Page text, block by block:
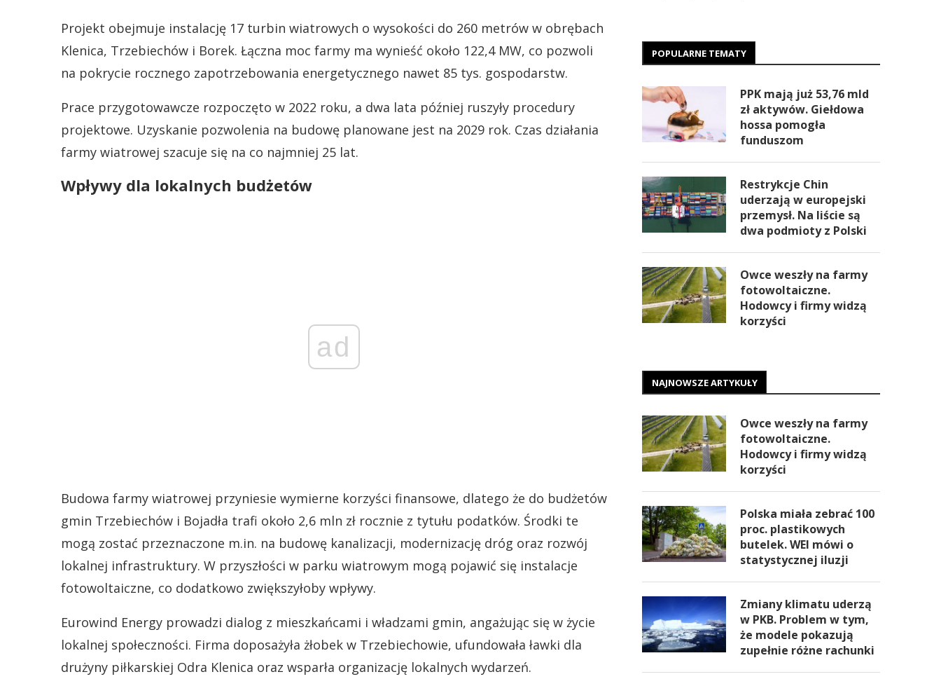
Projekt obejmuje instalację 17 turbin wiatrowych o wysokości do 260 metrów w obrębach
Klenica, Trzebiechów i Borek. Łączna moc farmy ma wynieść około 122,4 MW, co pozwoli
na pokrycie rocznego zapotrzebowania energetycznego nawet 85 tys. gospodarstw.
Prace przygotowawcze rozpoczęto w 2022 roku, a dwa lata później ruszyły procedury
projektowe. Uzyskanie pozwolenia na budowę planowane jest na 2029 rok. Czas działania
farmy wiatrowej szacuje się na co najmniej 25 lat.
Wpływy dla lokalnych budżetów
ad
Budowa farmy wiatrowej przyniesie wymierne korzyści finansowe, dlatego że do budżetów
gmin Trzebiechów i Bojadła trafi około 2,6 mln zł rocznie z tytułu podatków. Środki te
mogą zostać przeznaczone m.in. na budowę kanalizacji, modernizację dróg oraz rozwój
lokalnej infrastruktury. W przyszłości w parku wiatrowym mogą pojawić się instalacje
fotowoltaiczne, co dodatkowo zwiększyłoby wpływy.
Eurowind Energy prowadzi dialog z mieszkańcami i władzami gmin, angażując się w życie
lokalnej społeczności. Firma doposażyła żłobek w Trzebiechowie, ufundowała ławki dla
drużyny piłkarskiej Odra Klenica oraz wsparła organizację lokalnych wydarzeń.
POPULARNE TEMATY
PPK mają już 53,76 mld
zł aktywów. Giełdowa
hossa pomogła
funduszom
Restrykcje Chin
uderzają w europejski
przemysł. Na liście są
dwa podmioty z Polski
Owce weszły na farmy
fotowoltaiczne.
Hodowcy i firmy widzą
korzyści
NAJNOWSZE ARTYKUŁY
Owce weszły na farmy
fotowoltaiczne.
Hodowcy i firmy widzą
korzyści
Polska miała zebrać 100
proc. plastikowych
butelek. WEI mówi o
statystycznej iluzji
Zmiany klimatu uderzą
w PKB. Problem w tym,
że modele pokazują
zupełnie różne rachunki